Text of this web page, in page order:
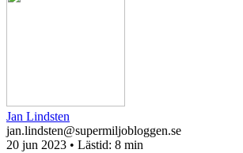
Jan Lindsten
jan.lindsten@supermiljobloggen.se
20 jun 2023 • Lästid: 8 min